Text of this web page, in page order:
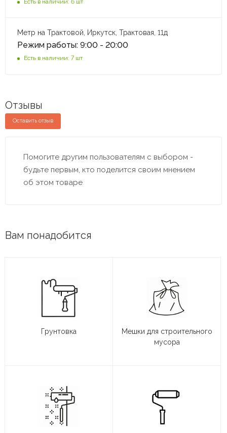
Метр на Трактовой, Иркутск, Трактовая, 11д
Режим работы: 9:00 - 20:00
Есть в наличии: 7 шт
Отзывы
Оставить отзыв
Помогите другим пользователям с выбором -
будьте первым, кто поделится своим мнением
об этом товаре
Вам понадобится
Грунтовка
Мешки для строительного
мусора